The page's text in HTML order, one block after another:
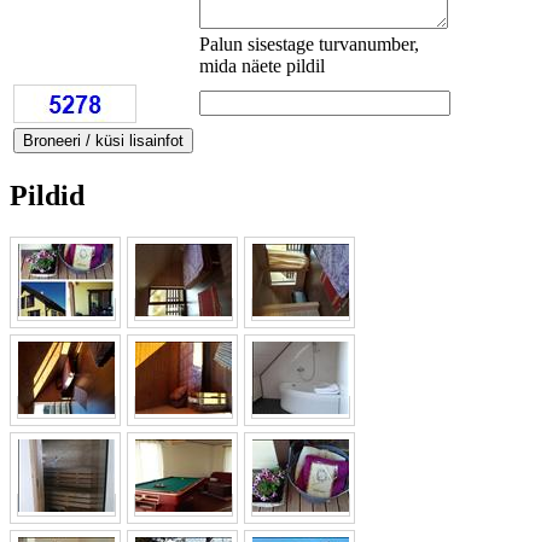
Palun sisestage turvanumber,
mida näete pildil
Pildid